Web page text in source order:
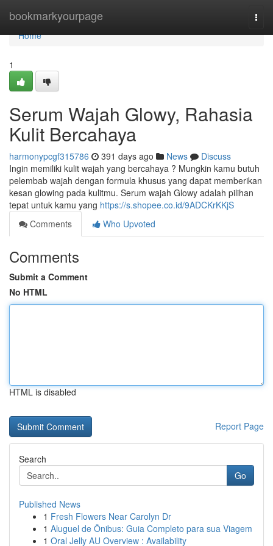
bookmarkyourpage
Home
Home
1
Serum Wajah Glowy, Rahasia
Kulit Bercahaya
harmonypcgf315786 391 days ago News
Discuss
Ingin memiliki kulit wajah yang bercahaya ? Mungkin kamu butuh
pelembab wajah dengan formula khusus yang dapat memberikan
kesan glowing pada kulitmu. Serum wajah Glowy adalah pilihan
tepat untuk kamu yang https://s.shopee.co.id/9ADCKrKKjS
Comments
Who Upvoted
Comments
Submit a Comment
No HTML
HTML is disabled
Report Page
Search
Go
Published News
1 Fresh Flowers Near Carolyn Dr
1 Aluguel de Ônibus: Guia Completo para sua Viagem
1 Oral Jelly AU Overview : Availability